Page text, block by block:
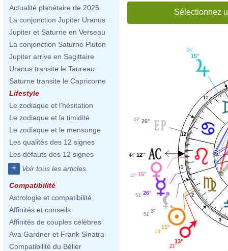
Actualité planétaire de 2025
La conjonction Jupiter Uranus
Jupiter et Saturne en Verseau
La conjonction Saturne Pluton
Jupiter arrive en Sagittaire
Uranus transite le Taureau
Saturne transite le Capricorne
Lifestyle
Le zodiaque et l'hésitation
Le zodiaque et la timidité
Le zodiaque et le mensonge
Les qualités des 12 signes
Les défauts des 12 signes
+ Voir tous les articles
Compatibilité
Astrologie et compatibilité
Affinités et conseils
Affinités de couples célèbres
Ava Gardner et Frank Sinatra
Compatibilité du Bélier
Sélectionnez
1
2
3
11
12
15°
06'
26°
07'
12°
44'
15°
40'
26°
51'
3°
51'
11°
23'
13°
23'